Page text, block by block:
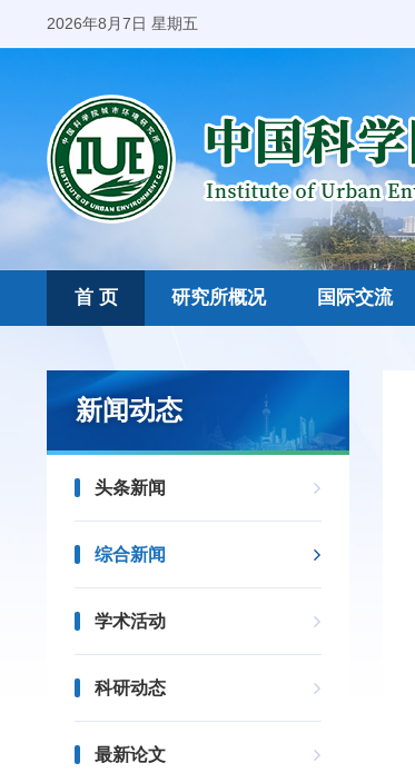
2026年8月7日 星期五
首 页 研究所概况 国际交流
新闻动态
头条新闻
综合新闻
学术活动
科研动态
最新论文